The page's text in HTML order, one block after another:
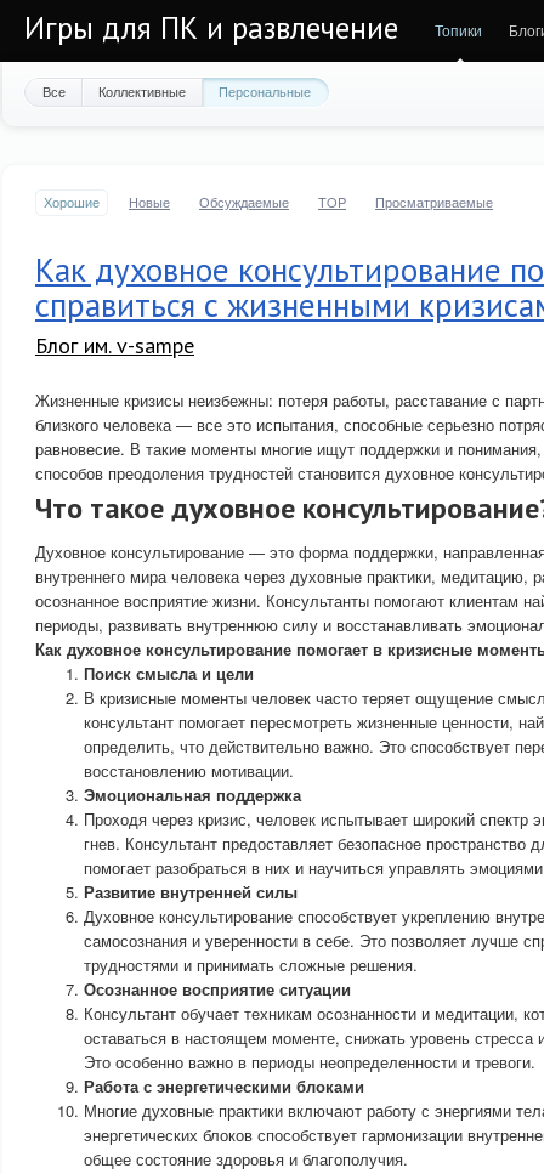
Игры для ПК и развлечение Топики
Все Коллективные Персональные
Хорошие Новые Обсуждаемые TOP Просматриваемые
Как духовное консультирование
справиться с жизненными
Блог им. v-sampe
Жизненные кризисы неизбежны: потеря работы, расставание с
близкого человека — все это испытания, способные серьезно
равновесие. В такие моменты многие ищут поддержки и
способов преодоления трудностей становится духовное
Что такое духовное
Духовное консультирование — это форма поддержки,
внутреннего мира человека через духовные практики, медитацию,
осознанное восприятие жизни. Консультанты помогают клиентам
периоды, развивать внутреннюю силу и восстанавливать
Как духовное консультирование помогает в кризисные
Поиск смысла и цели
В кризисные моменты человек часто теряет ощущение
консультант помогает пересмотреть жизненные ценности,
определить, что действительно важно. Это способствует
восстановлению мотивации.
Эмоциональная поддержка
Проходя через кризис, человек испытывает широкий спектр
гнев. Консультант предоставляет безопасное пространство
помогает разобраться в них и научиться управлять
Развитие внутренней силы
Духовное консультирование способствует укреплению
самосознания и уверенности в себе. Это позволяет лучше
трудностями и принимать сложные решения.
Осознанное восприятие ситуации
Консультант обучает техникам осознанности и медитации,
оставаться в настоящем моменте, снижать уровень стресса
Это особенно важно в периоды неопределенности и тревоги.
Работа с энергетическими блоками
Многие духовные практики включают работу с энергиями
энергетических блоков способствует гармонизации
общее состояние здоровья и благополучия.